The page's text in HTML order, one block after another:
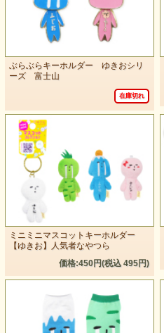
ぶらぶらキーホルダー ゆきおシリ
ーズ 富士山
在庫切れ
ミニミニマスコットキーホルダー
【ゆきお】人気者なやつら
価格:450円(税込 495円)